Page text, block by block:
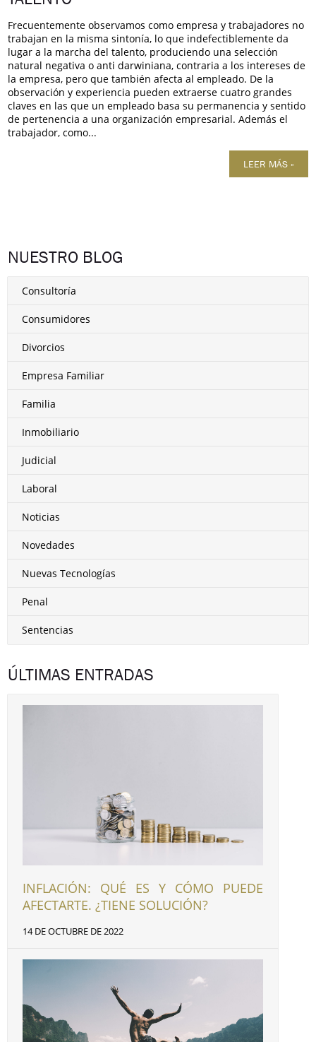
Frecuentemente observamos como empresa y trabajadores no
trabajan en la misma sintonía, lo que indefectiblemente da
lugar a la marcha del talento, produciendo una selección
natural negativa o anti darwiniana, contraria a los intereses de
la empresa, pero que también afecta al empleado. De la
observación y experiencia pueden extraerse cuatro grandes
claves en las que un empleado basa su permanencia y sentido
de pertenencia a una organización empresarial. Además el
trabajador, como...
LEER MÁS »
NUESTRO BLOG
Consultoría
Consumidores
Divorcios
Empresa Familiar
Familia
Inmobiliario
Judicial
Laboral
Noticias
Novedades
Nuevas Tecnologías
Penal
Sentencias
ÚLTIMAS ENTRADAS
INFLACIÓN: QUÉ ES Y CÓMO PUEDE
AFECTARTE. ¿TIENE SOLUCIÓN?
14 DE OCTUBRE DE 2022